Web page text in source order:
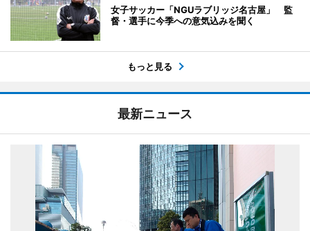
女子サッカー「NGUラブリッジ名古屋」 監
督・選手に今季への意気込みを聞く
もっと見る
最新ニュース